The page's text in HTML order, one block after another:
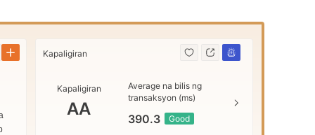
Kapaligiran
Kapaligiran
AA
Average na bilis ng
transaksyon (ms)
390.3 Good